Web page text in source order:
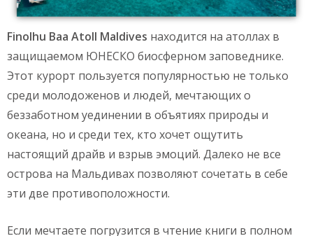
Finolhu Baa Atoll Maldives находится на атоллах в
защищаемом ЮНЕСКО биосферном заповеднике.
Этот курорт пользуется популярностью не только
среди молодоженов и людей, мечтающих о
беззаботном уединении в объятиях природы и
океана, но и среди тех, кто хочет ощутить
настоящий драйв и взрыв эмоций. Далеко не все
острова на Мальдивах позволяют сочетать в себе
эти две противоположности.
Если мечтаете погрузится в чтение книги в полном